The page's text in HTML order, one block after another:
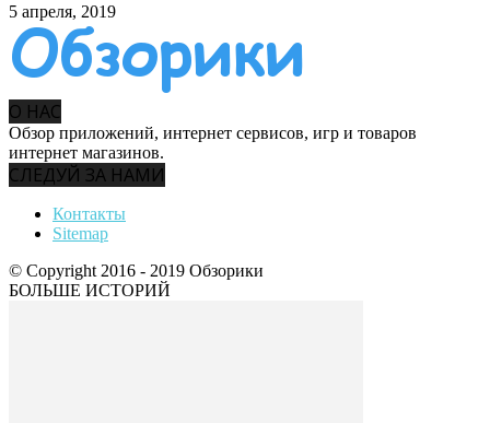
5 апреля, 2019
О НАС
Обзор приложений, интернет сервисов, игр и товаров
интернет магазинов.
СЛЕДУЙ ЗА НАМИ
Контакты
Sitemap
© Copyright 2016 - 2019 Обзорики
БОЛЬШЕ ИСТОРИЙ